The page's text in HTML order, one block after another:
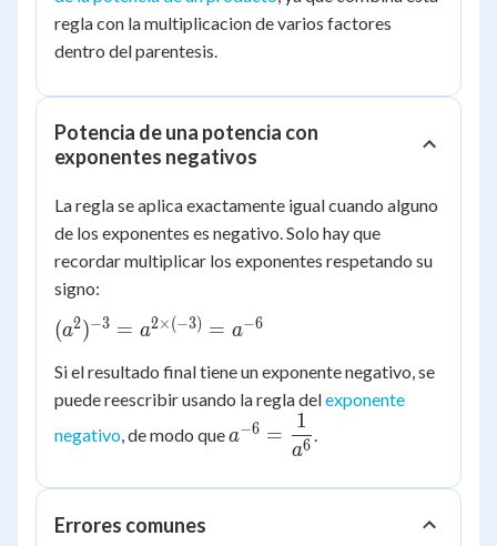
regla con la multiplicacion de varios factores
dentro del parentesis.
Potencia de una potencia con
exponentes negativos
La regla se aplica exactamente igual cuando alguno
de los exponentes es negativo. Solo hay que
recordar multiplicar los exponentes respetando su
signo:
(a^{2})^{-3}
\times (-3)}
= a^{-6}
(a2)−3 = a2×(−3) = a−6
Si el resultado final tiene un exponente negativo, se
puede reescribir usando la regla delexponente
negativo, de modo que
a^{-6} =
\dfrac{1}
a−6 =
a6
1
.
Errores comunes